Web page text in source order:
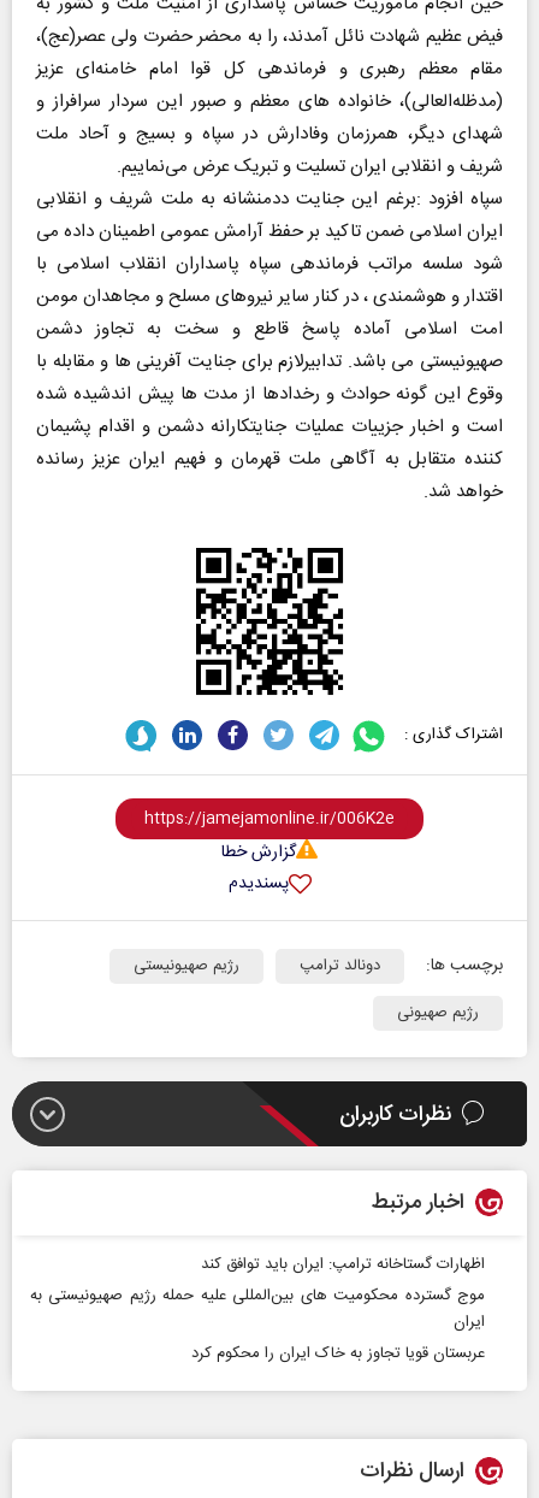
فیض عظیم شهادت نائل آمدند، را به محضر حضرت ولی عصر(عج)،
مقام معظم رهبری و فرماندهی کل قوا امام خامنه‌ای عزیز
(مدظله‌العالی)، خانواده های معظم و صبور این سردار سرافراز و
شهدای دیگر، همرزمان وفادارش در سپاه و بسیج و آحاد ملت
شریف و انقلابی ایران تسلیت و تبریک عرض می‌نماییم.
سپاه افزود :برغم این جنایت ددمنشانه به ملت شریف و انقلابی
ایران اسلامی ضمن تاکید بر حفظ آرامش عمومی اطمینان داده می
شود سلسه مراتب فرماندهی سپاه پاسداران انقلاب اسلامی با
اقتدار و هوشمندی ، در کنار سایر نیروهای مسلح و مجاهدان مومن
امت اسلامی آماده پاسخ قاطع و سخت به تجاوز دشمن
صهیونیستی می باشد. تدابیرلازم برای جنایت آفرینی ها و مقابله با
وقوع این گونه حوادث و رخدادها از مدت ها پیش اندشیده شده
است و اخبار جزییات عملیات جنایتکارانه دشمن و اقدام پشیمان
کننده متقابل به آگاهی ملت قهرمان و فهیم ایران عزیز رسانده
خواهد شد.
اشتراک گذاری :
گزارش خطا
پسندیدم
برچسب ها: دونالد ترامپ
رژیم صهیونیستی
رژیم صهیونی
نظرات کاربران
اخبار مرتبط
اظهارات گستاخانه ترامپ: ایران باید توافق کند
موج گسترده محکومیت‌ های بین‌المللی علیه حمله رژیم صهیونیستی به
ایران
عربستان قویا تجاوز به خاک ایران را محکوم کرد
ارسال نظرات